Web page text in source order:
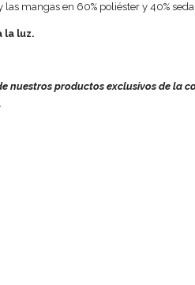
mangas en 60% poliéster y 40% seda.
la luz.
nuestros productos exclusivos de la